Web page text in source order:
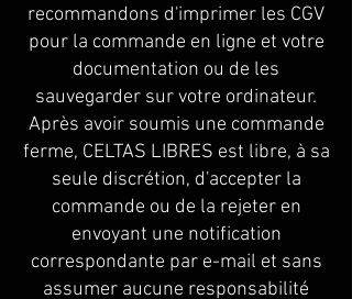
recommandons d'imprimer les CGV
pour la commande en ligne et votre
documentation ou de les
sauvegarder sur votre ordinateur.
Après avoir soumis une commande
ferme, CELTAS LIBRES est libre, à sa
seule discrétion, d'accepter la
commande ou de la rejeter en
envoyant une notification
correspondante par e-mail et sans
assumer aucune responsabilité